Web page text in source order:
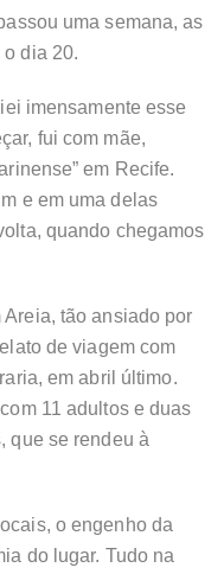
uma semana, as
dia 20.
imensamente esse
fui com mãe,
em Recife.
e em uma delas
quando chegamos
tão ansiado por
de viagem com
em abril último.
11 adultos e duas
que se rendeu à
o engenho da
do lugar. Tudo na